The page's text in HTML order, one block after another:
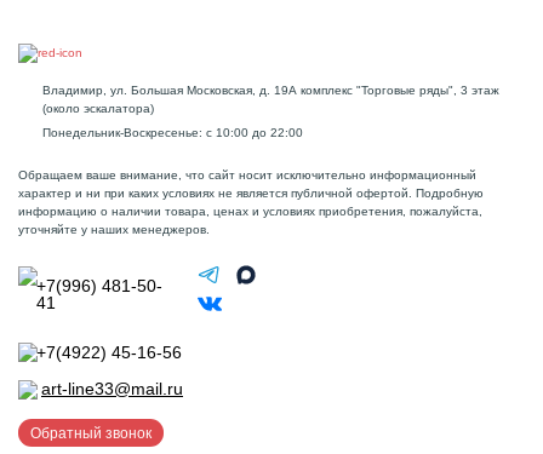
Владимир, ул. Большая Московская, д. 19А комплекс "Торговые ряды", 3 этаж
(около эскалатора)
Понедельник-Воскресенье: с 10:00 до 22:00
Обращаем ваше внимание, что сайт носит исключительно информационный
характер и ни при каких условиях не является публичной офертой. Подробную
информацию о наличии товара, ценах и условиях приобретения, пожалуйста,
уточняйте у наших менеджеров.
+7(996) 481-50-
41
+7(4922) 45-16-56
art-line33@mail.ru
Обратный звонок